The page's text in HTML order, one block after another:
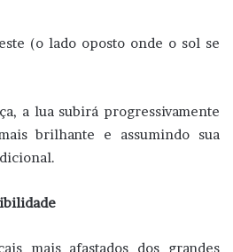
(o lado oposto onde o sol se
a lua subirá progressivamente
brilhante e assumindo sua
mais afastados dos grandes